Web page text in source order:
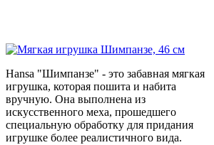
Hansa "Шимпанзе" - это забавная мягкая
игрушка, которая пошита и набита
вручную. Она выполнена из
искусственного меха, прошедшего
специальную обработку для придания
игрушке более реалистичного вида.